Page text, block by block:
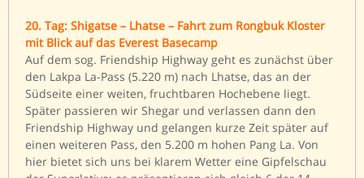
20. Tag: Shigatse – Lhatse – Fahrt zum Rongbuk Kloster
mit Blick auf das Everest Basecamp
Auf dem sog. Friendship Highway geht es zunächst über
den Lakpa La-Pass (5.220 m) nach Lhatse, das an der
Südseite einer weiten, fruchtbaren Hochebene liegt.
Später passieren wir Shegar und verlassen dann den
Friendship Highway und gelangen kurze Zeit später auf
einen weiteren Pass, den 5.200 m hohen Pang La. Von
hier bietet sich uns bei klarem Wetter eine Gipfelschau